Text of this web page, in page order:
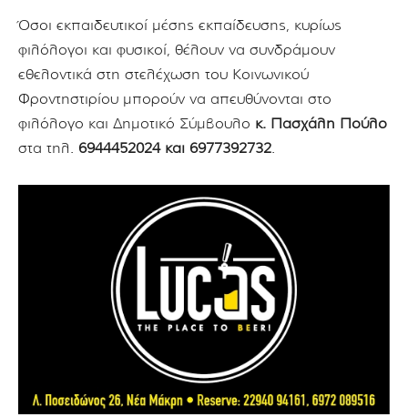
Όσοι εκπαιδευτικοί μέσης εκπαίδευσης, κυρίως
φιλόλογοι και φυσικοί, θέλουν να συνδράμουν
εθελοντικά στη στελέχωση του Κοινωνικού
Φροντηστιρίου μπορούν να απευθύνονται στο
φιλόλογο και Δημοτικό Σύμβουλο κ. Πασχάλη Πούλο
στα τηλ.
6944452024 και 6977392732